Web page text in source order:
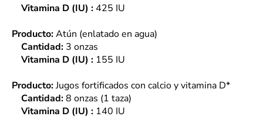
Vitamina D (IU) :425 IU
Producto:Atún (enlatado en agua)
Cantidad: 3 onzas
Vitamina D (IU) : 155 IU
Producto:Jugos fortificados con calcio y vitamina D*
Cantidad:8 onzas (1 taza)
Vitamina D (IU) : 140 IU